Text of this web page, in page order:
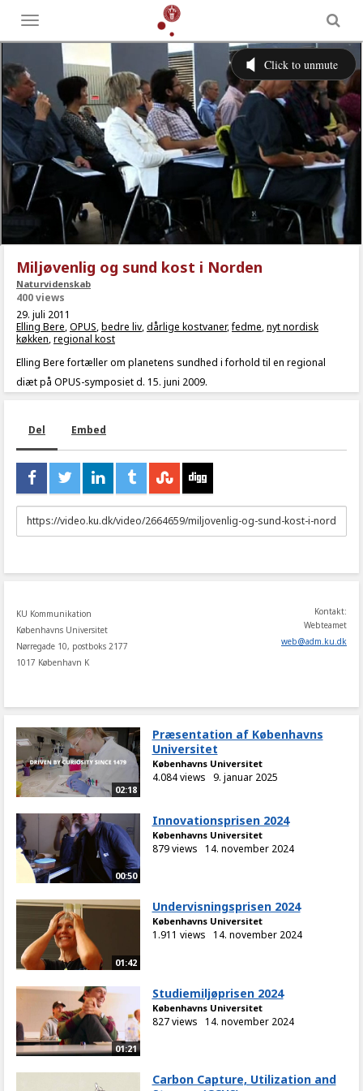
Toggle
menu
Miljøvenlig og sund kost i Norden
Naturvidenskab
400 views
29. juli 2011
Elling Bere,OPUS,bedre liv,dårlige kostvaner,fedme,nyt nordisk
køkken,regional kost
Elling Bere fortæller om planetens sundhed i forhold til en regional
diæt på OPUS-symposiet d. 15. juni 2009.
Del Embed
URL
to
KU Kommunikation
Københavns Universitet
Nørregade 10, postboks 2177
1017 København K
Kontakt:
Webteamet
web@adm ku dk
02:18
Præsentation af Københavns
Universitet
Københavns Universitet
4.084 views 9. januar 2025
00:50
Innovationsprisen 2024
Københavns Universitet
879 views 14. november 2024
01:42
Undervisningsprisen 2024
Københavns Universitet
1.911 views 14. november 2024
01:21
Studiemiljøprisen 2024
Københavns Universitet
827 views 14. november 2024
Carbon Capture, Utilization and